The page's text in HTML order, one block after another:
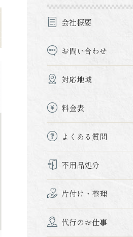
会社概要
お問い合わせ
対応地域
料金表
よくある質問
不用品処分
片付け・整理
代行のお仕事